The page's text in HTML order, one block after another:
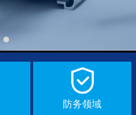
防务领域